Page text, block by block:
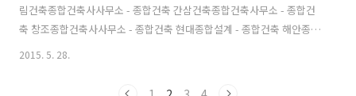
림건축종합건축사사무소 - 종합건축 간삼건축종합건축사무소 - 종합건
축 창조종합건축사사무소 - 종합건축 현대종합설계 - 종합건축 해안종합
2015. 5. 28.